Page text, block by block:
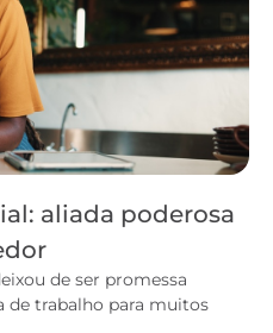
aliada poderosa
de ser promessa
de trabalho para muitos